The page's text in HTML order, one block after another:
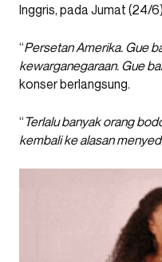
Inggris, pada Jumat (24/
“Persetan Amerika. Gue
kewarganegaraan. Gue
konser berlangsung.
“ Terlalu banyak orang
kembali ke alasan